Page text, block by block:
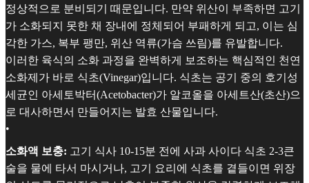
정상적으로 분비되기 때문입니다. 만약 위산이 부족하면 고기
가 소화되지 못한 채 장내에 정체되어 부패하게 되고, 이는 심
각한 가스, 복부 팽만, 위산 역류(가슴 쓰림)를 유발합니다.
이러한 육식의 소화 과정을 완벽하게 보조하는 핵심적인 천연
소화제가 바로 식초(Vinegar)입니다. 식초는 공기 중의 호기성
세균인 아세토박터(Acetobacter)가 알코올을 아세트산(초산)으
로 대사하면서 만들어지는 발효 산물입니다.
•
소화액 보충: 고기 식사 10-15분 전에 사과 사이다 식초 2-3큰
술을 물에 타서 마시거나, 고기 요리에 식초를 곁들이면 위장